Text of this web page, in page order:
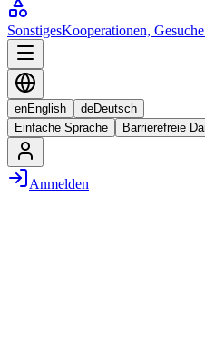
SonstigesKooperationen,
enEnglish deDeutsch
Einfache Sprache
Barrierefreie
Anmelden